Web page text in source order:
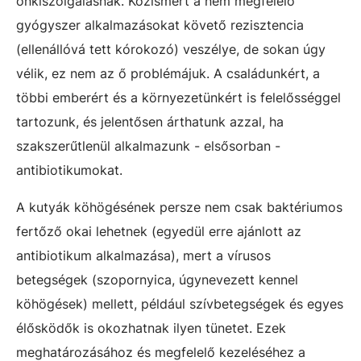
gyógyszer alkalmazásokat követő rezisztencia
(ellenállóvá tett kórokozó) veszélye, de sokan úgy
vélik, ez nem az ő problémájuk. A családunkért, a
többi emberért és a környezetünkért is felelősséggel
tartozunk, és jelentősen árthatunk azzal, ha
szakszerűtlenül alkalmazunk - elsősorban -
antibiotikumokat.
A kutyák köhögésének persze nem csak baktériumos
fertőző okai lehetnek (egyedül erre ajánlott az
antibiotikum alkalmazása), mert a vírusos
betegségek (szopornyica, úgynevezett kennel
köhögések) mellett, például szívbetegségek és egyes
élősködők is okozhatnak ilyen tünetet. Ezek
meghatározásához és megfelelő kezeléséhez a